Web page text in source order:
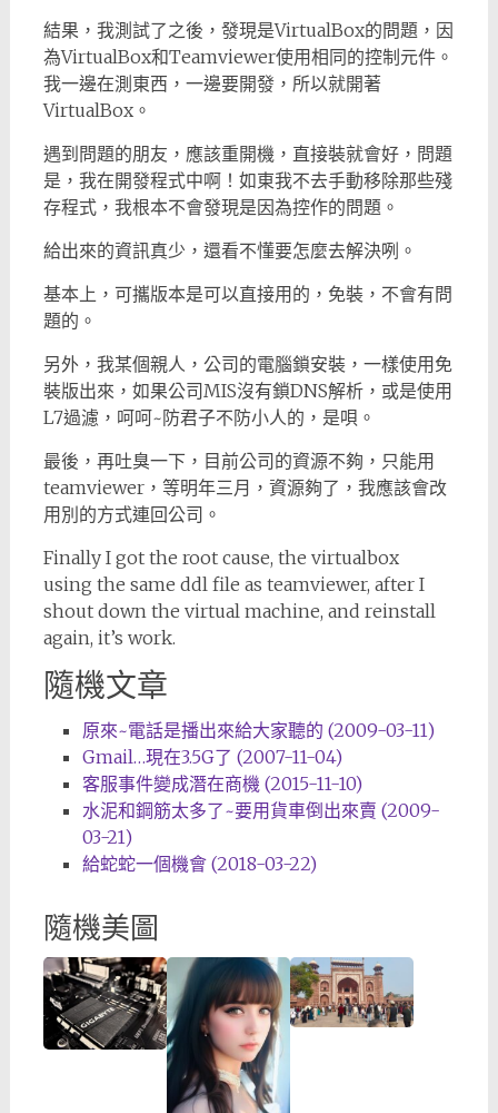
結果，我測試了之後，發現是VirtualBox的問題，因
為VirtualBox和Teamviewer使用相同的控制元件。
我一邊在測東西，一邊要開發，所以就開著
VirtualBox。
遇到問題的朋友，應該重開機，直接裝就會好，問題
是，我在開發程式中啊！如東我不去手動移除那些殘
存程式，我根本不會發現是因為控作的問題。
給出來的資訊真少，還看不懂要怎麼去解決咧。
基本上，可攜版本是可以直接用的，免裝，不會有問
題的。
另外，我某個親人，公司的電腦鎖安裝，一樣使用免
裝版出來，如果公司MIS沒有鎖DNS解析，或是使用
L7過濾，呵呵~防君子不防小人的，是唄。
最後，再吐臭一下，目前公司的資源不夠，只能用
teamviewer，等明年三月，資源夠了，我應該會改
用別的方式連回公司。
Finally I got the root cause, the virtualbox
using the same ddl file as teamviewer, after I
shout down the virtual machine, and reinstall
again, it’s work.
隨機文章
原來~電話是播出來給大家聽的 (2009-03-11)
Gmail…現在3.5G了 (2007-11-04)
客服事件變成潛在商機 (2015-11-10)
水泥和鋼筋太多了~要用貨車倒出來賣 (2009-
03-21)
給蛇蛇一個機會 (2018-03-22)
隨機美圖